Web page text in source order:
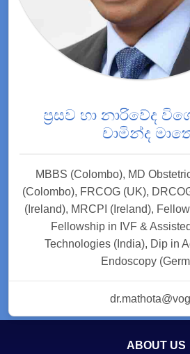
ප්‍රසව හා නාරිවේද
චාමින්ද
MBBS (Colombo), MD
(Colombo), FRCOG (UK),
(Ireland), MRCPI (Ireland),
Fellowship in IVF &
Technologies (India), Dip in
Endoscopy
ABOUT US